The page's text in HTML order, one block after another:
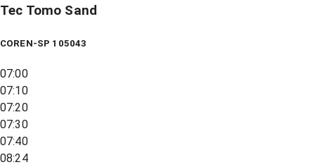
Tec Tomo Sand
COREN-SP 105043
07:00
07:10
07:20
07:30
07:40
08:24